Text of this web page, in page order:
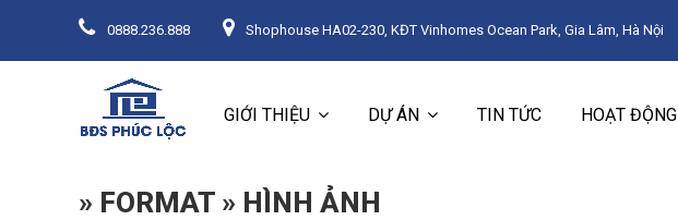
0888.236.888 Shophouse HA02-230, KĐT Vinhomes Ocean Park, Gia Lâm, Hà Nội
GIỚI THIỆU DỰ ÁN TIN TỨC HOẠT ĐỘNG
» FORMAT » HÌNH ẢNH